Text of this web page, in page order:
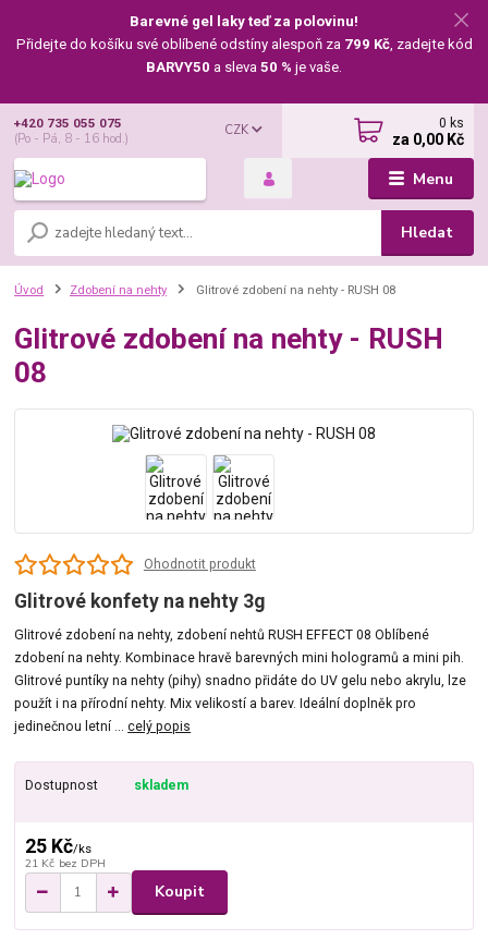
Barevné gel laky teď za polovinu!
Přidejte do košíku své oblíbené odstíny alespoň za 799 Kč, zadejte kód
BARVY50 a sleva 50 % je vaše.
Menu
CZK
Hledat
+420 735 055 075
(Po - Pá, 8 - 16 hod.)
0 ks
za 0,00 Kč
Úvod Zdobení na nehty Glitrové zdobení na nehty - RUSH 08
Glitrové zdobení na nehty - RUSH
08
Ohodnotit produkt
Glitrové konfety na nehty 3g
Glitrové zdobení na nehty, zdobení nehtů RUSH EFFECT 08 Oblíbené
zdobení na nehty. Kombinace hravě barevných mini hologramů a mini pih.
Glitrové puntíky na nehty (pihy) snadno přidáte do UV gelu nebo akrylu, lze
použít i na přírodní nehty. Mix velikostí a barev. Ideální doplněk pro
jedinečnou letní ...celý popis
Dostupnost skladem
25 Kč/ks
21 Kč bez DPH
Koupit